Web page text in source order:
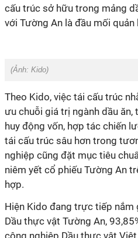
cấu trúc sở hữu trong mảng
với Tường An là đầu mối quản
(Ảnh: Kido)
Theo Kido, việc tái cấu trúc
ưu chuỗi giá trị ngành dầu
huy động vốn, hợp tác chiến
tái cấu trúc sâu hơn trong
nghiệp cũng đặt mục tiêu
niêm yết cổ phiếu Tường An
hợp.
Hiện Kido đang trực tiếp nắm
Dầu thực vật Tường An,
công nghiệp Dầu thực vật